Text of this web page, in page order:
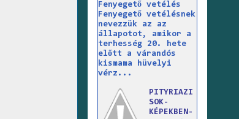
Fenyegető vetélés
Fenyegető vetélésnek
nevezzük az az
állapotot, amikor a
terhesség 20. hete
előtt a várandós
kismama hüvelyi
vérz...
PITYRIAZI
SOK-
KÉPEKBEN-